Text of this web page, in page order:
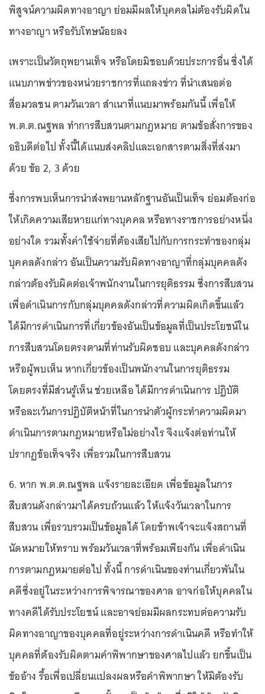
พิสูจน์ความผิดทางอาญา ย่อมมีผลให้บุคคลไม่ต้องรับผิดใน
ทางอาญา หรือรับโทษน้อยลง
เพราะเป็นวัตถุพยานเท็จ หรือโดยมิชอบด้วยประการอื่น ซึ่งได้
แนบภาพข่าวของหน่วยราชการที่แถลงข่าว ที่นำเสนอต่อ
สื่อมวลชน ตามวันเวลา สำเนาที่แนบมาพร้อมกันนี้ เพื่อให้
พ.ต.ต.ณฐพล ทำการสืบสวนตามกฎหมาย ตามข้อสั่งการของ
อธิบดีต่อไป ทั้งนี้ได้แนบส่งคลิปและเอกสารตามสิ่งที่ส่งมา
ด้วย ข้อ 2, 3 ด้วย
ซึ่งการพบเห็นการนำส่งพยานหลักฐานอันเป็นเท็จ ย่อมต้องก่อ
ให้เกิดความเสียหายแก่ทางบุคคล หรือทางราชการอย่างหนึ่ง
อย่างใด รวมทั้งค่าใช้จ่ายที่ต้องเสียไปกับการกระทำของกลุ่ม
บุคคลดังกล่าว อันเป็นความรับผิดทางอาญาที่กลุ่มบุคคลดัง
กล่าวต้องรับผิดต่อเจ้าพนักงานในการยุติธรรม ซึ่งการสืบสวน
เพื่อดำเนินการกับกลุ่มบุคคลดังกล่าวที่ความผิดเกิดขึ้นแล้ว
ได้มีการดำเนินการที่เกี่ยวข้องอันเป็นข้อมูลที่เป็นประโยชน์ใน
การสืบสวนโดยตรงตามที่ท่านรับผิดชอบ และบุคคลดังกล่าว
หรือผู้พบเห็น หากเกี่ยวข้องเป็นพนักงานในการยุติธรรม
โดยตรงที่มีส่วนรู้เห็น ช่วยเหลือ ได้มีการดำเนินการ ปฏิบัติ
หรือละเว้นการปฏิบัติหน้าที่ในการนำตัวผู้กระทำความผิดมา
ดำเนินการตามกฎหมายหรือไม่อย่างไร จึงแจ้งต่อท่านให้
ปรากฏข้อเท็จจริง เพื่อรวมในการสืบสวน
6. หาก พ.ต.ต.ณฐพล แจ้งรายละเอียด เพื่อข้อมูลในการ
สืบสวนดังกล่าวมาได้ครบถ้วนแล้ว ให้แจ้งวันเวลาในการ
สืบสวน เพื่อรวบรวมเป็นข้อมูลได้ โดยข้าพเจ้าจะแจ้งสถานที่
นัดหมายให้ทราบ พร้อมวันเวลาที่พร้อมเพียงกัน เพื่อดำเนิน
การตามกฎหมายต่อไป ทั้งนี้ การดำเนินของท่านเกี่ยวพันใน
คดีซึ่งอยู่ในระหว่างการพิจารณาของศาล อาจก่อให้บุคคลใน
ทางคดีได้รับประโยชน์ และอาจย่อมมีผลกระทบต่อความรับ
ผิดทางอาญาของบุคคลที่อยู่ระหว่างการดำเนินคดี หรือทำให้
บุคคลที่ต้องรับผิดตามคำพิพากษาของศาลไปแล้ว ยกขึ้นเป็น
ข้ออ้าง รื้อเพื่อเปลี่ยนแปลงผลหรือคำพิพากษา ให้มิต้องรับ